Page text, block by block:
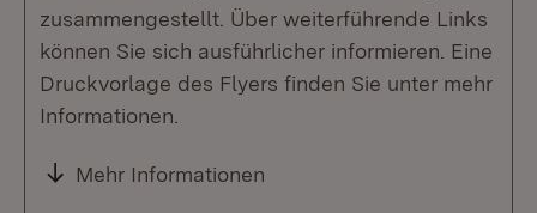
zusammengestellt. Über weiterführende Links
können Sie sich ausführlicher informieren. Eine
Druckvorlage des Flyers finden Sie unter mehr
Informationen.
Mehr Informationen